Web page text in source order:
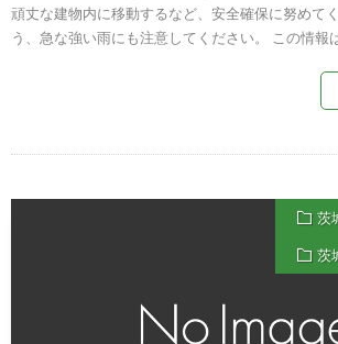
頑丈な建物内に移動するなど、安全確保に努めて
う、急な強い雨にも注意してください。 この情
茨
茨